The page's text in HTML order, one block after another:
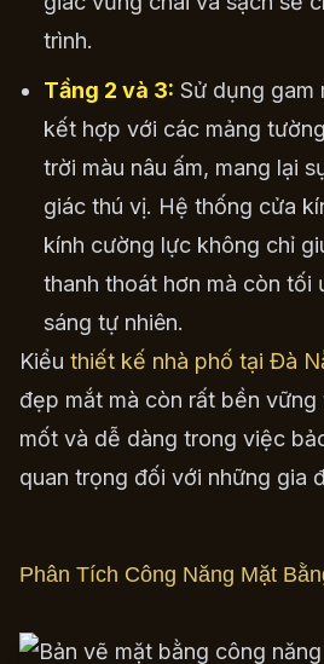
trình.
Tầng 2 và 3: Sử dụng gam
kết hợp với các mảng
trời màu nâu ấm, mang lại
giác thú vị. Hệ thống cửa
kính cường lực không chỉ
thanh thoát hơn mà còn tối
sáng tự nhiên.
Kiểu thiết kế nhà phố tại Đà
đẹp mắt mà còn rất bền
mốt và dễ dàng trong việc
quan trọng đối với những gia
Phân Tích Công Năng Mặt